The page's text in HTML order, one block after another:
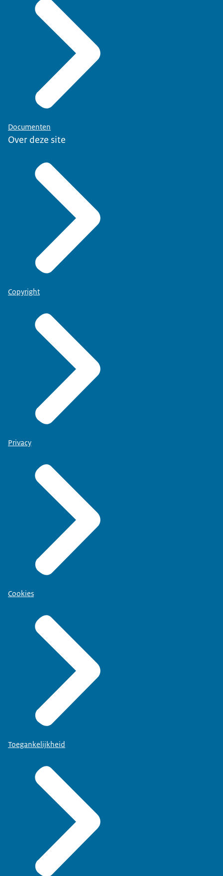
Documenten
Over deze site
Copyright
Privacy
Cookies
Toegankelijkheid